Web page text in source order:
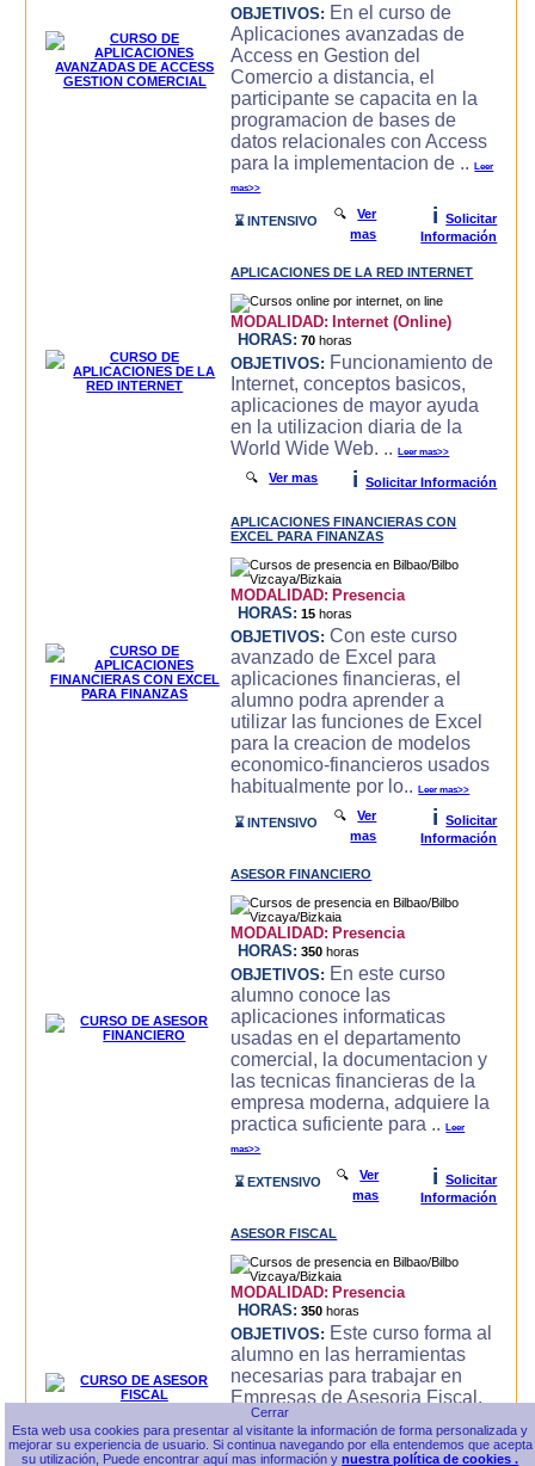
OBJETIVOS: En el curso de
Aplicaciones avanzadas de
Access en Gestion del
Comercio a distancia, el
participante se capacita en la
programacion de bases de
datos relacionales con Access
para la implementacion de ..Leer
mas>>
⌛ INTENSIVO 🔍Ver
mas
i
Solicitar
Información
APLICACIONES DE LA RED INTERNET
MODALIDAD: Internet (Online)
HORAS: 70 horas
OBJETIVOS: Funcionamiento de
Internet, conceptos basicos,
aplicaciones de mayor ayuda
en la utilizacion diaria de la
World Wide Web. ..Leer mas>>
🔍Ver mas i Solicitar Información
APLICACIONES FINANCIERAS CON
EXCEL PARA FINANZAS
MODALIDAD: Presencia
HORAS: 15 horas
OBJETIVOS: Con este curso
avanzado de Excel para
aplicaciones financieras, el
alumno podra aprender a
utilizar las funciones de Excel
para la creacion de modelos
economico-financieros usados
habitualmente por lo..Leer mas>>
⌛ INTENSIVO 🔍Ver
mas
i
Solicitar
Información
ASESOR FINANCIERO
MODALIDAD: Presencia
HORAS: 350 horas
OBJETIVOS: En este curso
alumno conoce las
aplicaciones informaticas
usadas en el departamento
comercial, la documentacion y
las tecnicas financieras de la
empresa moderna, adquiere la
practica suficiente para ..Leer
mas>>
⌛ EXTENSIVO 🔍Ver
mas
i
Solicitar
Información
ASESOR FISCAL
MODALIDAD: Presencia
HORAS: 350 horas
OBJETIVOS: Este curso forma al
alumno en las herramientas
necesarias para trabajar en
Empresas de Asesoria Fiscal,
conoce las herramientas
ofimaticas, Internet,
Contabilidad General e
Esta web usa cookies para presentar al visitante la información de forma personalizada y
mejorar su experiencia de usuario. Si continua navegando por ella entendemos que acepta
su utilización, Puede encontrar aquí mas información ynuestra política de cookies .